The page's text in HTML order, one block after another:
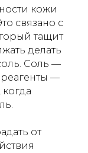
кожи
связано с
тащит
делать
Соль —
реагенты —
от